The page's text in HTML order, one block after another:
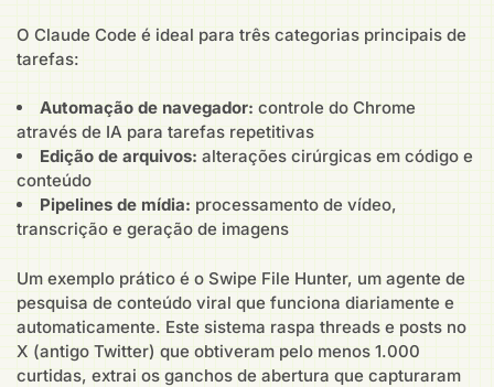
O Claude Code é ideal para três categorias principais de
tarefas:
Automação de navegador: controle do Chrome
através de IA para tarefas repetitivas
Edição de arquivos: alterações cirúrgicas em código e
conteúdo
Pipelines de mídia: processamento de vídeo,
transcrição e geração de imagens
Um exemplo prático é o Swipe File Hunter, um agente de
pesquisa de conteúdo viral que funciona diariamente e
automaticamente. Este sistema raspa threads e posts no
X (antigo Twitter) que obtiveram pelo menos 1.000
curtidas, extrai os ganchos de abertura que capturaram